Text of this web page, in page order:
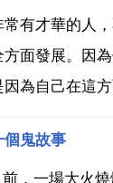
有才華的人
面發展。因
為自己在這
個鬼故事
，一場大火